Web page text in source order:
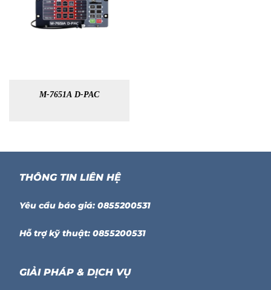
M-7651A D-PAC
THÔNG TIN LIÊN HỆ
Yêu cầu báo giá: 0855200531
Hỗ trợ kỹ thuật: 0855200531
GIẢI PHÁP & DỊCH VỤ